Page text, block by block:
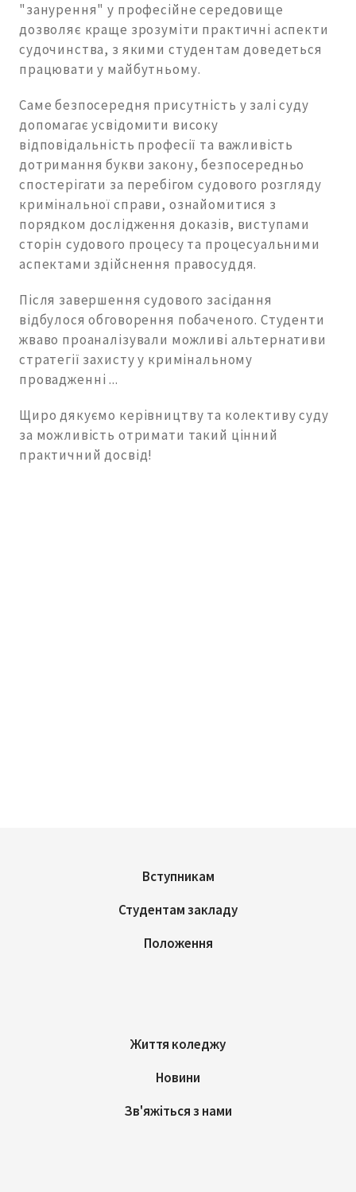
"занурення" у професійне середовище
дозволяє краще зрозуміти практичні аспекти
судочинства, з якими студентам доведеться
працювати у майбутньому.
Саме безпосередня присутність у залі суду
допомагає усвідомити високу
відповідальність професії та важливість
дотримання букви закону, безпосередньо
спостерігати за перебігом судового розгляду
кримінальної справи, ознайомитися з
порядком дослідження доказів, виступами
сторін судового процесу та процесуальними
аспектами здійснення правосуддя.
Після завершення судового засідання
відбулося обговорення побаченого. Студенти
жваво проаналізували можливі альтернативи
стратегії захисту у кримінальному
провадженні ...
Щиро дякуємо керівництву та колективу суду
за можливість отримати такий цінний
практичний досвід!
Вступникам
Студентам закладу
Положення
Життя коледжу
Новини
Зв'яжіться з нами